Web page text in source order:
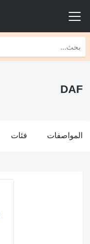
DAF
المواصفات فئات